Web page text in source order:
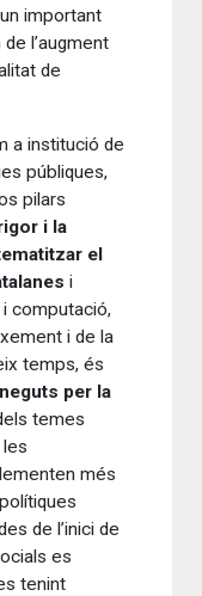
important
l’augment
de
a institució de
públiques,
pilars
i la
el
i
computació,
i de la
temps, és
per la
temes
més
de l’inici de
es
tenint